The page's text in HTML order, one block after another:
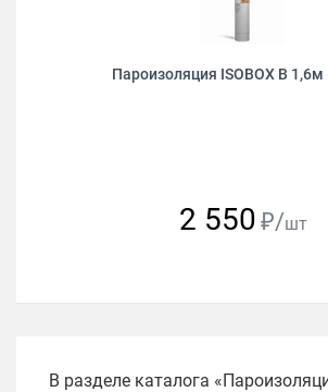
Пароизоляция ISOBOX В
2 550 ₽/шт
В разделе каталога